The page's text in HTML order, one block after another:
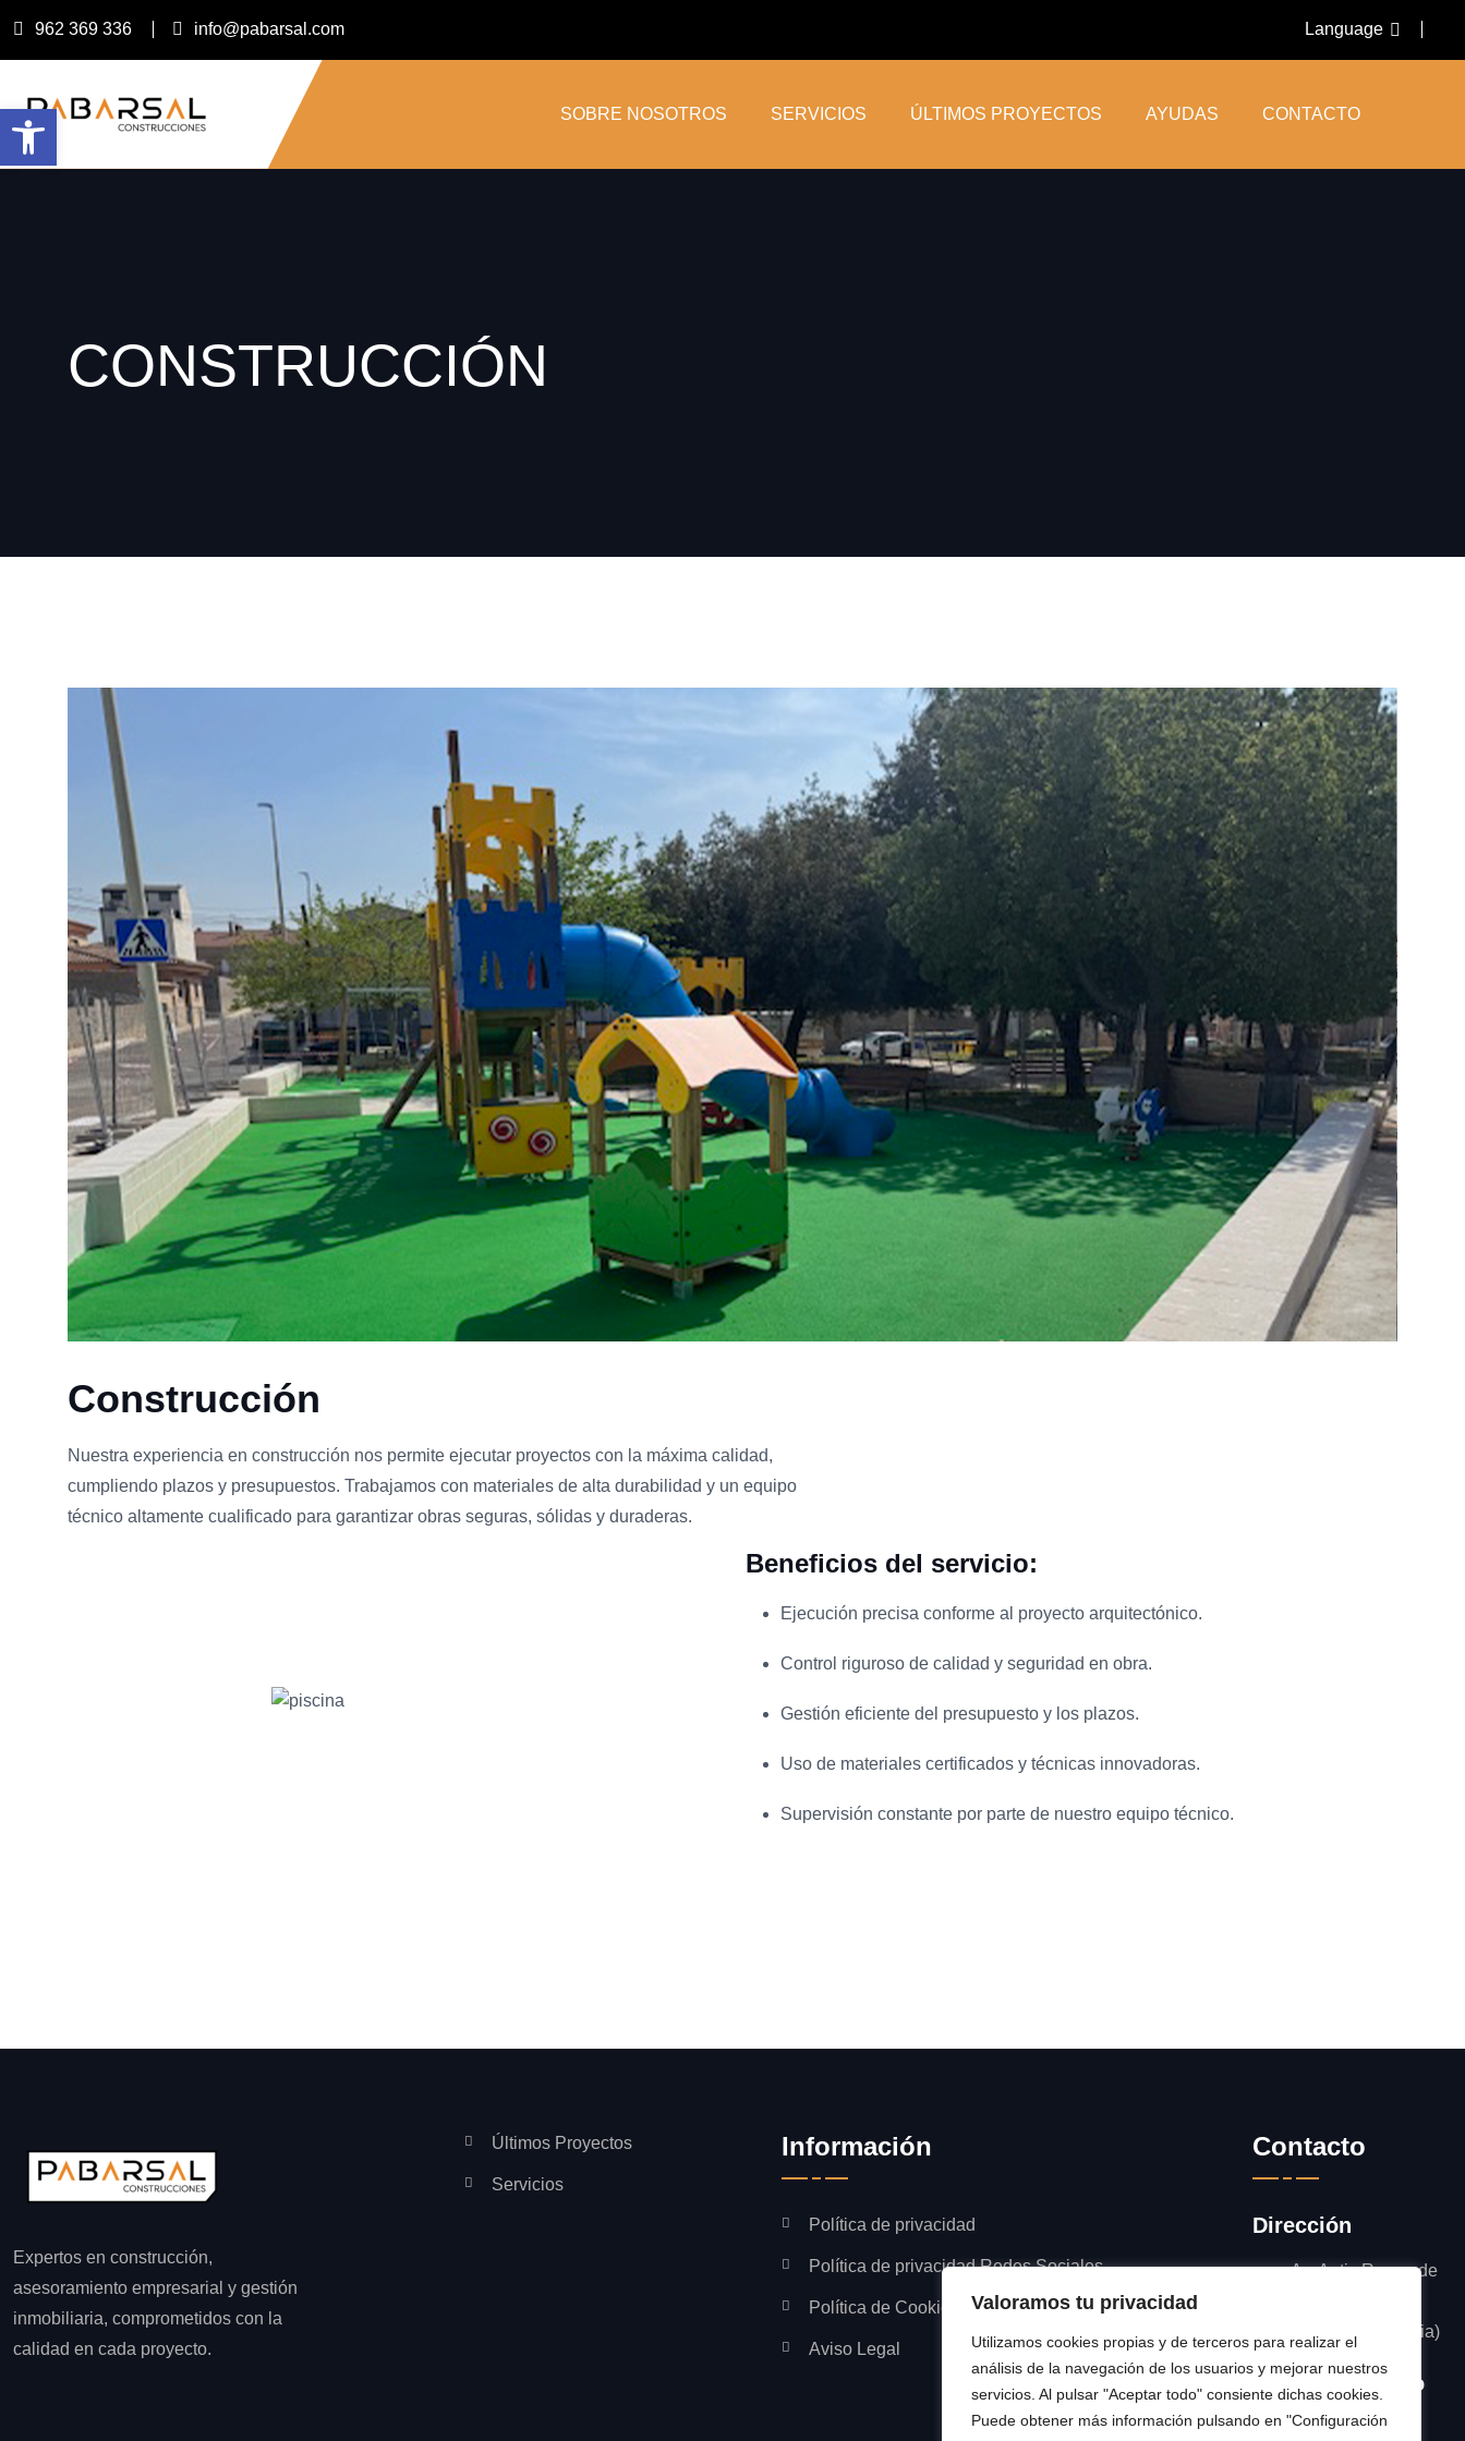
Abrir barra de herramientas
Valoramos tu privacidad
Utilizamos cookies propias y de terceros para realizar el
análisis de la navegación de los usuarios y mejorar nuestros
servicios. Al pulsar "Aceptar todo" consiente dichas cookies.
Puede obtener más información pulsando en "Configuración
962 369 336 info@pabarsal.com Language
SOBRE NOSOTROS SERVICIOS ÚLTIMOS PROYECTOS AYUDAS CONTACTO
CONSTRUCCIÓN
Construcción
Nuestra experiencia en construcción nos permite ejecutar proyectos con la máxima calidad,
cumpliendo plazos y presupuestos. Trabajamos con materiales de alta durabilidad y un equipo
técnico altamente cualificado para garantizar obras seguras, sólidas y duraderas.
Beneficios del servicio:
Ejecución precisa conforme al proyecto arquitectónico.
Control riguroso de calidad y seguridad en obra.
Gestión eficiente del presupuesto y los plazos.
Uso de materiales certificados y técnicas innovadoras.
Supervisión constante por parte de nuestro equipo técnico.
Expertos en construcción,
asesoramiento empresarial y gestión
inmobiliaria, comprometidos con la
calidad en cada proyecto.
Últimos Proyectos
Servicios
Información
Política de privacidad
Política de privacidad Redes Sociales
Política de Cookies
Aviso Legal
Contacto
Dirección
Av. Antic Regne de
Catadau (Valencia)
Número / Correo
962 369 336